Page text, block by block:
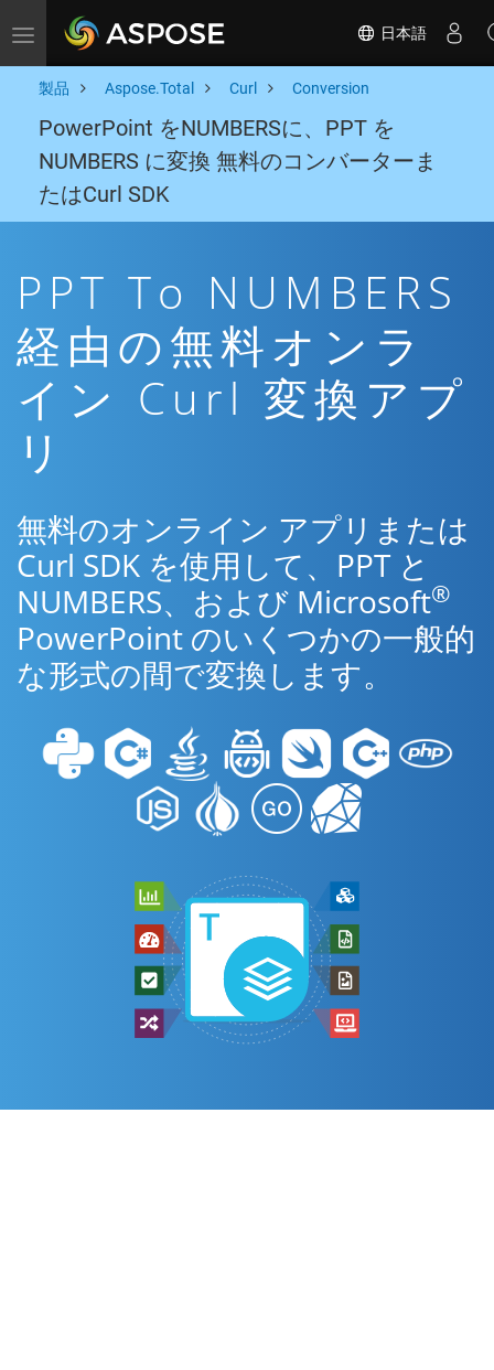
Toggle navigation 日本語
製品 Aspose.Total Curl Conversion
PowerPoint をNUMBERSに、PPT を
NUMBERS に変換 無料のコンバーターま
たはCurl SDK
PPT To NUMBERS
経由の無料オンラ
イン Curl 変換アプ
リ
無料のオンライン アプリまたは
Curl SDK を使用して、PPT と
NUMBERS、および Microsoft®
PowerPoint のいくつかの一般的
な形式の間で変換します。